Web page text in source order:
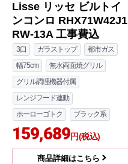
Lisse リッセ ビルトイ
ンコンロ RHX71W42J1
RW-13A 工事費込
3口 ガラストップ
都市ガス
幅75cm
無水両面焼グリル
グリル調理機器付属
レンジフード連動
ホーローゴトク
ブラック系
159,689円(税込)
商品詳細はこちら